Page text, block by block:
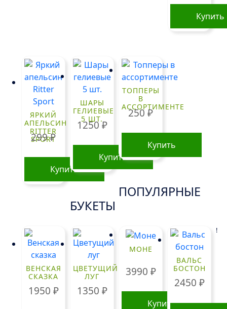
Купить
ЯРКИЙ
АПЕЛЬСИН
RITTER
SPORT
299₽
Купить
ШАРЫ
ГЕЛИЕВЫЕ
5 ШТ.
1250₽
Купить
ТОППЕРЫ
В
АССОРТИМЕНТЕ
250₽
Купить
ПОПУЛЯРНЫЕ
БУКЕТЫ
ВЕНСКАЯ
СКАЗКА
1950 ₽
ЦВЕТУЩИЙ
ЛУГ
1350 ₽
МОНЕ
3990 ₽
Купить
ВАЛЬС
БОСТОН
2450 ₽
!